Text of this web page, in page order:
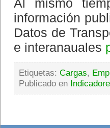
Al mismo
información
Datos de
e interanauales
Etiquetas: Cargas,
Publicado en